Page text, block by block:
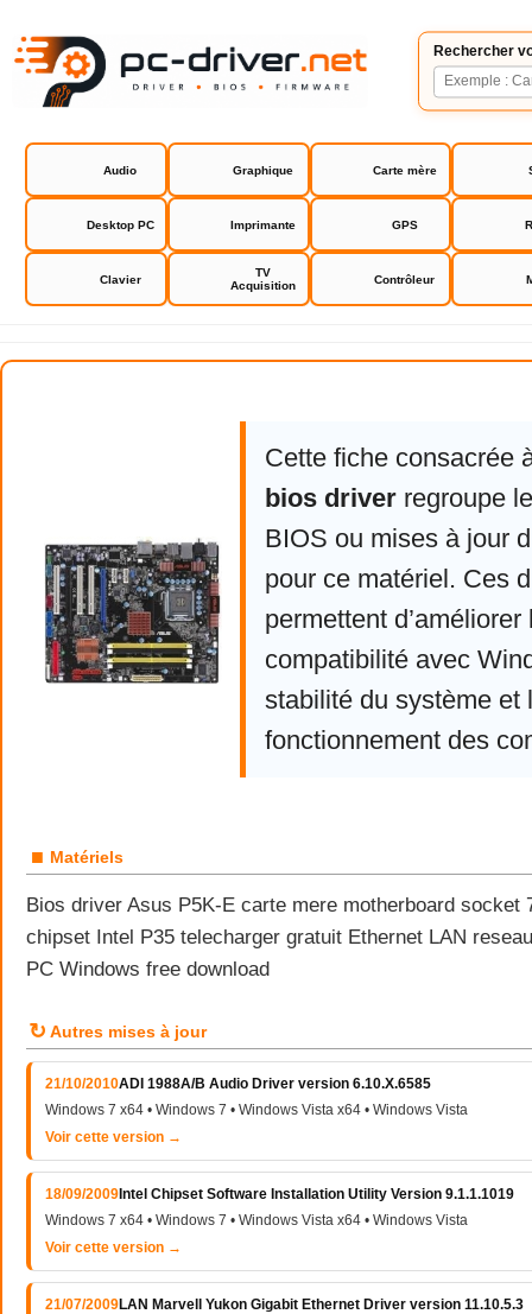
Rechercher
Audio Graphique Carte mère
Desktop PC Imprimante GPS
Clavier
TV
Acquisition
Contrôleur
Asus P5K-E bios driver
Cette fiche consacrée
bios driver regroupe
BIOS ou mises à jour
pour ce matériel. Ces
permettent d’améliorer
compatibilité avec
stabilité du système et
fonctionnement des
■ Matériels
Bios driver Asus P5K-E carte mere motherboard socket
chipset Intel P35 telecharger gratuit Ethernet LAN
PC Windows free download
↻ Autres mises à jour
21/10/2010ADI 1988A/B Audio Driver version 6.10.X.6585
Windows 7 x64 • Windows 7 • Windows Vista x64 • Windows Vista
Voir cette version →
18/09/2009 Intel Chipset Software Installation Utility Version 9.1.1.1019
Windows 7 x64 • Windows 7 • Windows Vista x64 • Windows Vista
Voir cette version →
21/07/2009LAN Marvell Yukon Gigabit Ethernet Driver version 11.10.5.3